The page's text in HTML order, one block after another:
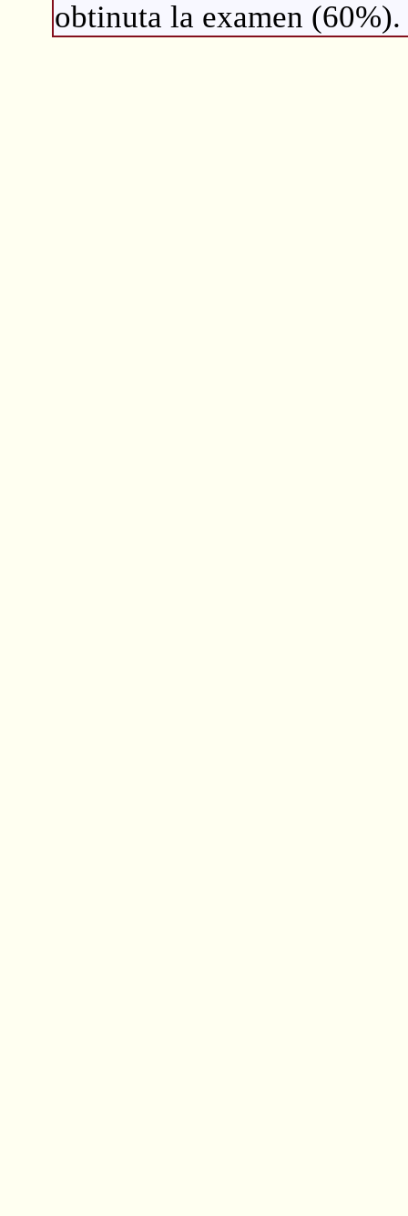
obtinuta la examen (60%).